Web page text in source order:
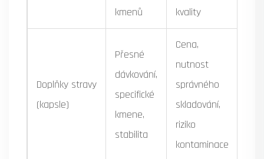
kmenů
kvality
Doplňky stravy
(kapsle)
Přesné
dávkování,
specifické
kmene,
stabilita
Cena,
nutnost
správného
skladování,
riziko
kontaminace